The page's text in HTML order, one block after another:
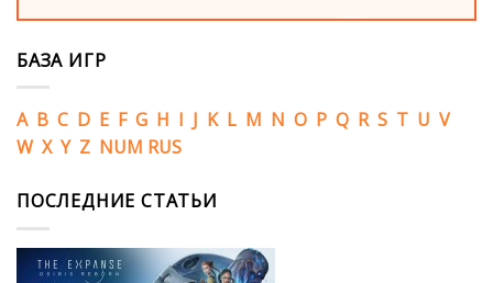
БАЗА ИГР
A B C D E F G H I J K L M N O P Q R S T U V
W X Y Z NUM RUS
ПОСЛЕДНИЕ СТАТЬИ